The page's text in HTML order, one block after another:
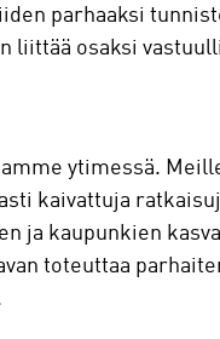
parhaaksi
liittää osaksi
ytimessä.
kaivattuja
ja kaupunkien
toteuttaa